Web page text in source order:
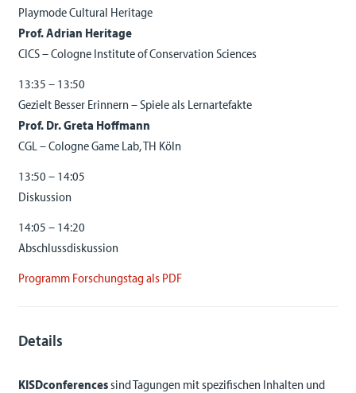
Playmode Cultural Heritage
Prof. Adrian Heritage
CICS – Cologne Institute of Conservation Sciences
13:35 – 13:50
Gezielt Besser Erinnern – Spiele als Lernartefakte
Prof. Dr. Greta Hoffmann
CGL – Cologne Game Lab, TH Köln
13:50 – 14:05
Diskussion
14:05 – 14:20
Abschlussdiskussion
Programm Forschungstag als PDF
Details
KISDconferencessind Tagungen mit spezifischen Inhalten und